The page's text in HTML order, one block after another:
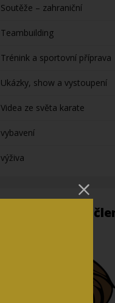
Soutěže – zahraniční
Teambuilding
Trénink a sportovní příprava
Ukázky, show a vystoupení
Videa ze světa karate
vybavení
výživa
Informace pro